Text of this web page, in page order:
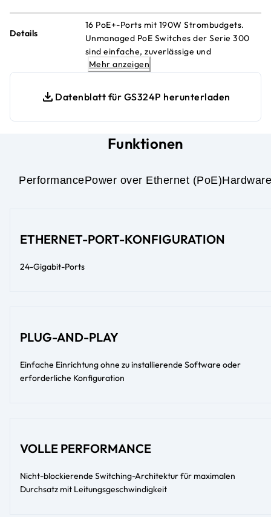
Details
16 PoE+-Ports mit 190W Strombudgets.
Unmanaged PoE Switches der Serie 300
sind einfache, zuverlässige und
kostengünstige Netzwerkverbindungen für
und Daten über ein einziges Ethernet-
Kabel.
Mehr anzeigen
Datenblatt für GS324P herunterladen
Funktionen
PerformancePower over Ethernet (PoE)Hardware
ETHERNET-PORT-KONFIGURATION
24-Gigabit-Ports
PLUG-AND-PLAY
Einfache Einrichtung ohne zu installierende Software oder
erforderliche Konfiguration
VOLLE PERFORMANCE
Nicht-blockierende Switching-Architektur für maximalen
Durchsatz mit Leitungsgeschwindigkeit